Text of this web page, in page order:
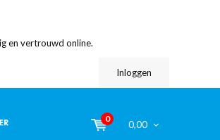
en vertrouwd online.
Inloggen
0
0,00